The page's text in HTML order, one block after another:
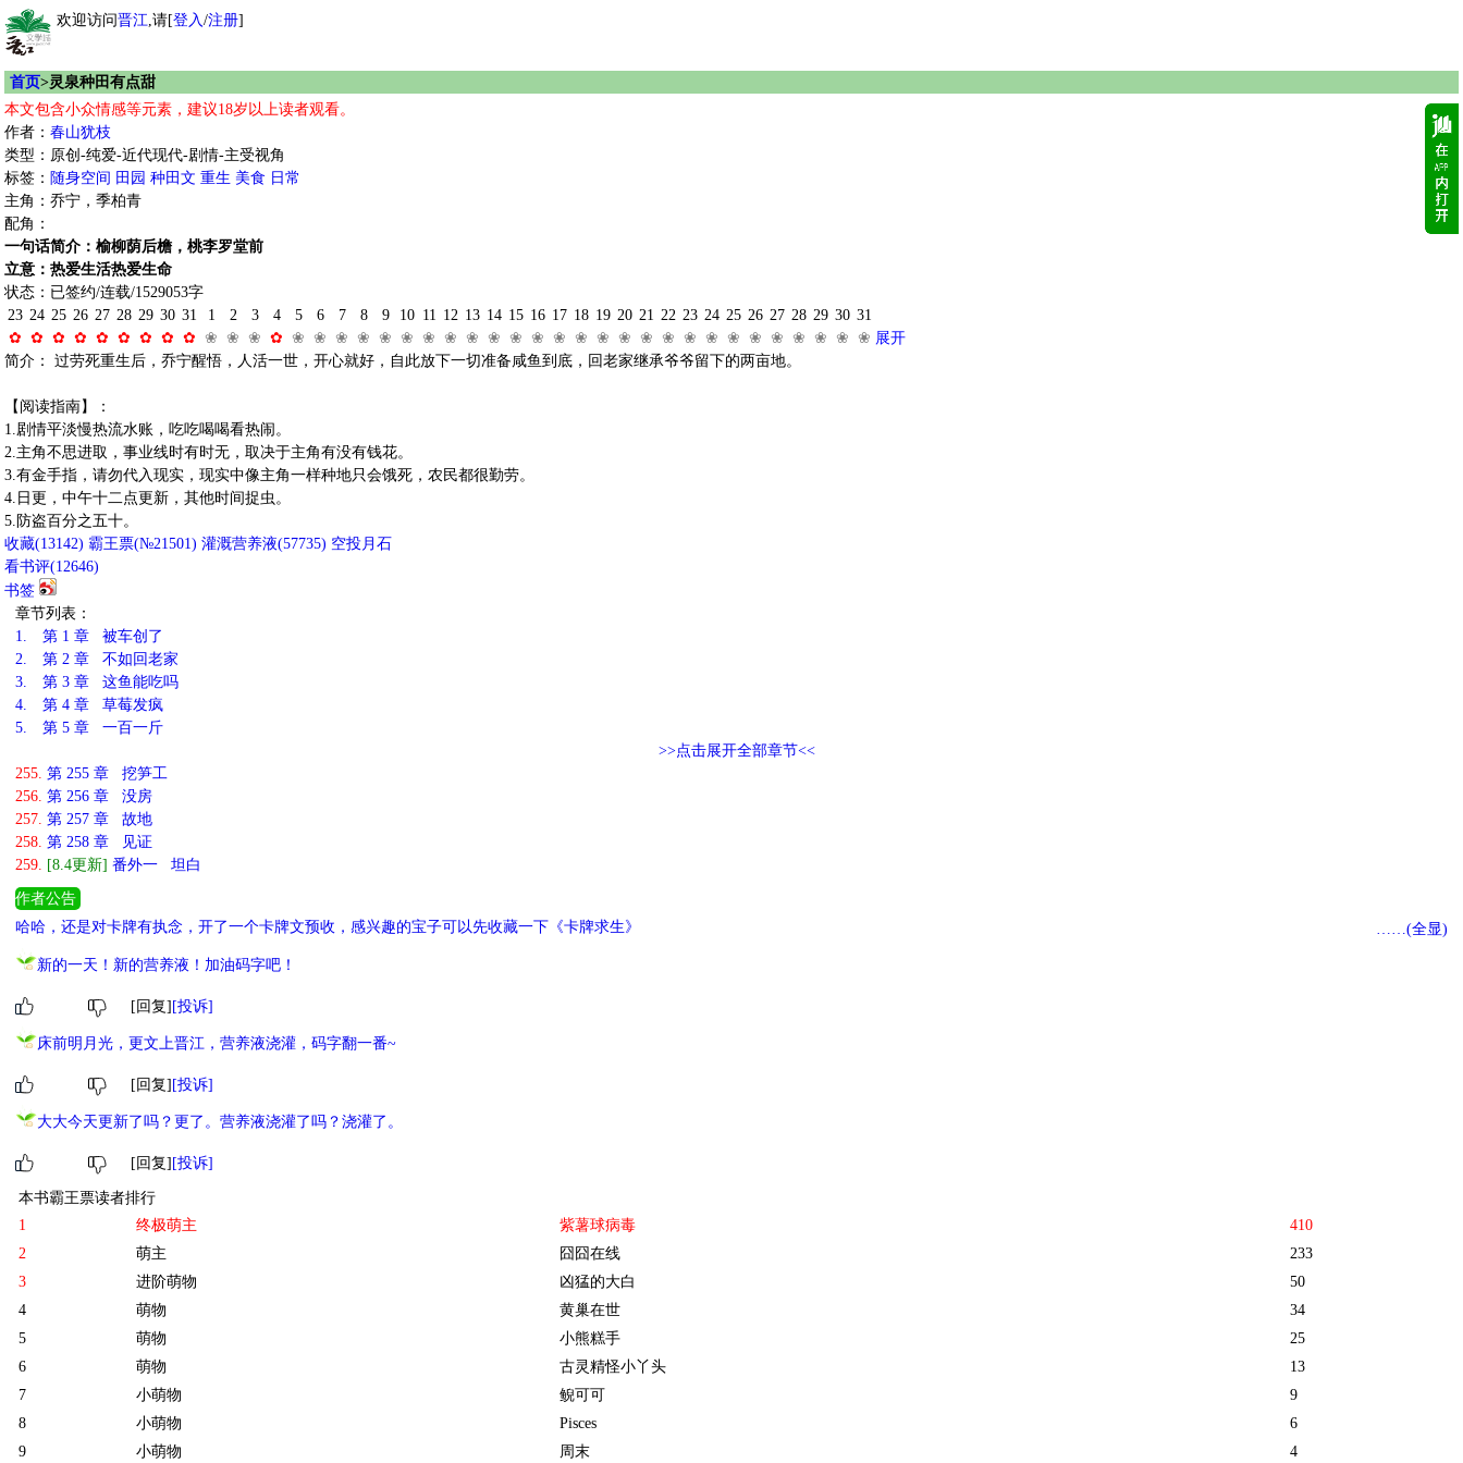
欢迎访问晋江,请[登入/注册]
首页>灵泉种田有点甜
本文包含小众情感等元素，建议18岁以上读者观看。
作者： 春山犹枝
类型：原创-纯爱-近代现代-剧情-主受视角
标签： 随身空间 田园 种田文 重生 美食 日常
主角：乔宁，季柏青
配角：
一句话简介：榆柳荫后檐，桃李罗堂前
立意：热爱生活热爱生命
状态：已签约/连载/1529053字
23
✿
24
✿
25
✿
26
✿
27
✿
28
✿
29
✿
30
✿
31
✿
1
❀
2
❀
3
❀
4
✿
5
❀
6
❀
7
❀
8
❀
9
❀
10
❀
11
❀
12
❀
13
❀
14
❀
15
❀
16
❀
17
❀
18
❀
19
❀
20
❀
21
❀
22
❀
23
❀
24
❀
25
❀
26
❀
27
❀
28
❀
29
❀
30
❀
31
❀ 展开
简介： 过劳死重生后，乔宁醒悟，人活一世，开心就好，自此放下一切准备咸鱼到底，回老家继承爷爷留下的两亩地。
【阅读指南】：
1.剧情平淡慢热流水账，吃吃喝喝看热闹。
2.主角不思进取，事业线时有时无，取决于主角有没有钱花。
3.有金手指，请勿代入现实，现实中像主角一样种地只会饿死，农民都很勤劳。
4.日更，中午十二点更新，其他时间捉虫。
5.防盗百分之五十。
收藏(13142) 霸王票(№21501) 灌溉营养液(57735) 空投月石
看书评(12646)
书签
章节列表：
1.
第 1 章 被车创了
2.
第 2 章 不如回老家
3.
第 3 章 这鱼能吃吗
4.
第 4 章 草莓发疯
5.
第 5 章 一百一斤
>>点击展开全部章节<<
255. 第 255 章 挖笋工
256. 第 256 章 没房
257. 第 257 章 故地
258. 第 258 章 见证
259. [8.4更新] 番外一 坦白
作者公告
哈哈，还是对卡牌有执念，开了一个卡牌文预收，感兴趣的宝子可以先收藏一下《卡牌求生》
……(全显)
新的一天！新的营养液！加油码字吧！
[回复] [投诉]
床前明月光，更文上晋江，营养液浇灌，码字翻一番~
[回复] [投诉]
大大今天更新了吗？更了。营养液浇灌了吗？浇灌了。
[回复] [投诉]
本书霸王票读者排行
1
终极萌主 紫薯球病毒
410
2
萌主 囧囧在线
233
3
进阶萌物 凶猛的大白
50
4
萌物 黄巢在世
34
5
萌物 小熊糕手
25
6
萌物 古灵精怪小丫头
13
7
小萌物 鲵可可
9
8
小萌物 Pisces
6
9
小萌物 周末 4